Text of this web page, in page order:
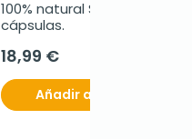
100% natural Selenio, 90
cápsulas.
18,99 €
Añadir al carrito